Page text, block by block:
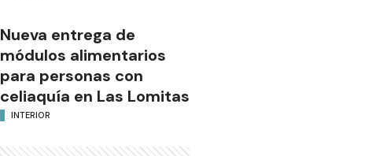
Nueva entrega de
módulos alimentarios
para personas con
celiaquía en Las Lomitas
INTERIOR